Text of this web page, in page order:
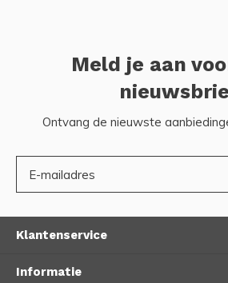
Meld je aan
Ontvang de nieuwste
Klantenservice
Informatie